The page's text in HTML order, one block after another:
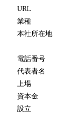
URL
業種
本社所在地
電話番号
代表者名
上場
資本金
設立